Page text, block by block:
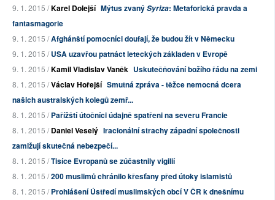
9. 1. 2015 /Karel Dolejší Mýtus zvanýSyriza: Metaforická pravda a
fantasmagorie
9. 1. 2015 /Afghánští pomocníci doufají, že budou žít v Německu
9. 1. 2015 /USA uzavřou patnáct leteckých základen v Evropě
9. 1. 2015 /Kamil Vladislav Vaněk Uskutečňování božího řádu na zemi
8. 1. 2015 /Václav Hořejší Smutná zpráva - těžce nemocná dcera
našich australských kolegů zemř...
8. 1. 2015 /Pařížští útočníci údajně spatřeni na severu Francie
8. 1. 2015 /Daniel Veselý Iracionální strachy západní společnosti
zamlžují skutečná nebezpečí...
8. 1. 2015 /Tisíce Evropanů se zúčastnily vigilií
8. 1. 2015 /200 muslimů chránilo křesťany před útoky islamistů
8. 1. 2015 /Prohlášení Ústředí muslimských obcí V ČR k dnešnímu